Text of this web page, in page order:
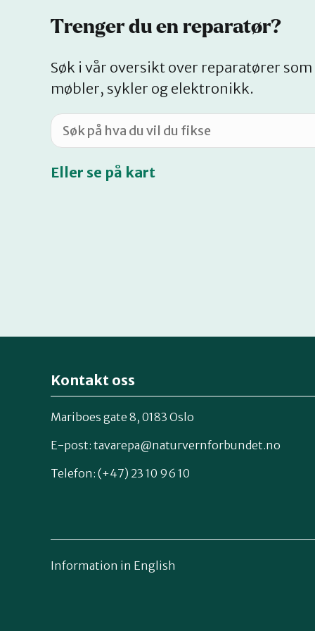
Trenger du en reparatør?
Søk i vår oversikt over reparatører
møbler, sykler og elektronikk.
Eller se på kart
Kontakt oss
Mariboes gate 8, 0183 Oslo
E-post: tavarepa@naturvernforbundet.no
Telefon: (+47) 23 10 96 10
Information in English